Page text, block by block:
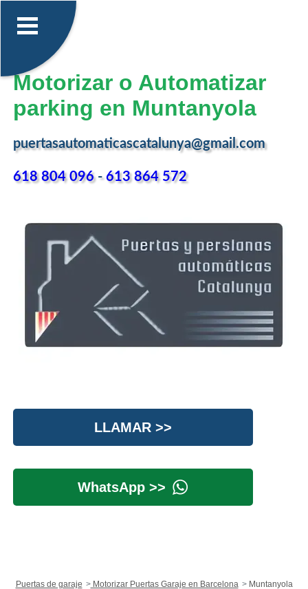
Motorizar o Automatizar
parking en Muntanyola
puertasautomaticascatalunya@gmail.com
618 804 096-613 864 572
LLAMAR >>
WhatsApp >>
Puertas de garaje Motorizar Puertas Garaje en Barcelona Muntanyola